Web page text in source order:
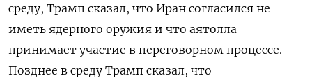
среду, Трамп сказал, что Иран ⁠согласился не
иметь ядерного оружия и что аятолла
принимает участие в переговорном процессе.
Позднее в среду Трамп ‌сказал, что